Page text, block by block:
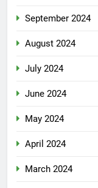
September 2024
August 2024
July 2024
June 2024
May 2024
April 2024
March 2024